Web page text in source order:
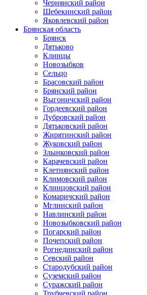
Чернянский район
Шебекинский район
Яковлевский район
Брянская область
Брянск
Дятьково
Клинцы
Новозыбков
Сельцо
Брасовский район
Брянский район
Выгоничский район
Гордеевский район
Дубровский район
Дятьковский район
Жирятинский район
Жуковский район
Злынковский район
Карачевский район
Клетнянский район
Климовский район
Клинцовский район
Комаричский район
Мглинский район
Навлинский район
Новозыбковский район
Погарский район
Почепский район
Рогнединский район
Севский район
Стародубский район
Суземский район
Суражский район
Трубчевский район